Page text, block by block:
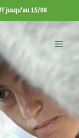
jusqu'au 15/08